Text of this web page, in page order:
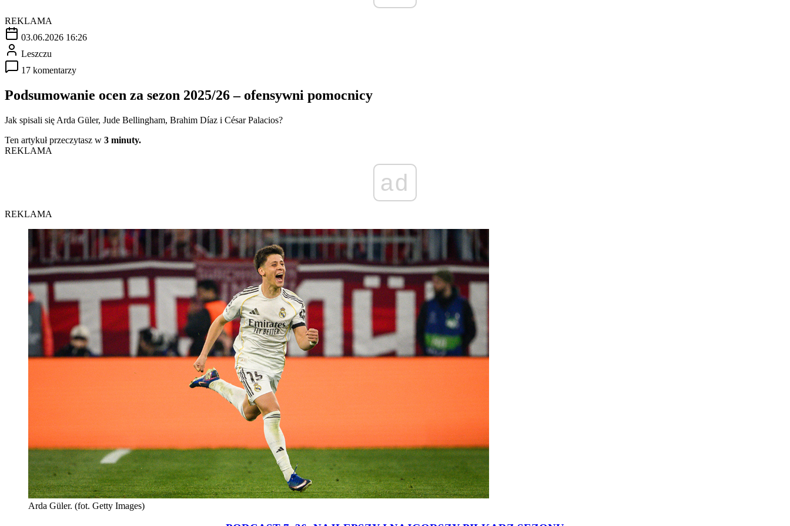
REKLAMA
03.06.2026 16:26
Leszczu
17 komentarzy
Podsumowanie ocen za sezon 2025/26 – ofensywni pomocnicy
Jak spisali się Arda Güler, Jude Bellingham, Brahim Díaz i César Palacios?
Ten artykuł przeczytasz w 3 minuty.
REKLAMA
ad
REKLAMA
Arda Güler. (fot. Getty Images)